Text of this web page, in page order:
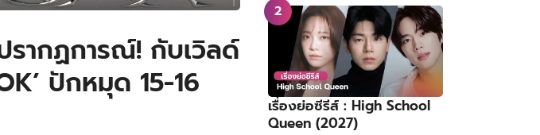
รากฏการณ์! กับเวิลด์
ปักหมุด 15-16
เรื่องย่อซีรีส์ : High School
Queen (2027)